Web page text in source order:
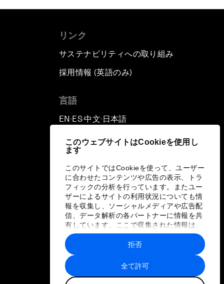
このウェブサイトはCookieを使用し
ます
このサイトではCookieを使って、ユーザー
に合わせたコンテンツや広告の表示、トラ
フィックの分析を行っています。またユー
ザーによるサイトの利用状況についても情
報を収集し、ソーシャルメディアや広告配
信、データ解析の各パートナーに情報を共
有しています。ここで収集された情報は、
ユーザーが各パートナーに提供した他の情
報や各パートナーのサービスを使用した際
に収集された情報と組み合わされ、各パー
トナーによって使用されることがありま
す。
全て許可
拒否
リンク
サステナビリティへの取り組み
採用情報 (英語のみ)
言語
EN ▪ES▪中文▪ 日本語